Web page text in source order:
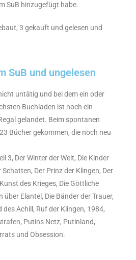
SuB hinzugefügt habe.
3 gekauft und gelesen und
SuB und ungelesen
untätig und bei dem ein oder
Buchladen ist noch ein
gelandet. Beim spontanen
Bücher gekommen, die noch neu
3, Der Winter der Welt, Die Kinder
Der Prinz der Klingen, Der
des Krieges, Die Göttliche
über Elantel, Die Bänder der Trauer,
des Achill, Ruf der Klingen, 1984,
Putins Netz, Putinland,
und Obsession.